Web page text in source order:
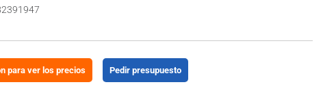
para ver los precios Pedir presupuesto